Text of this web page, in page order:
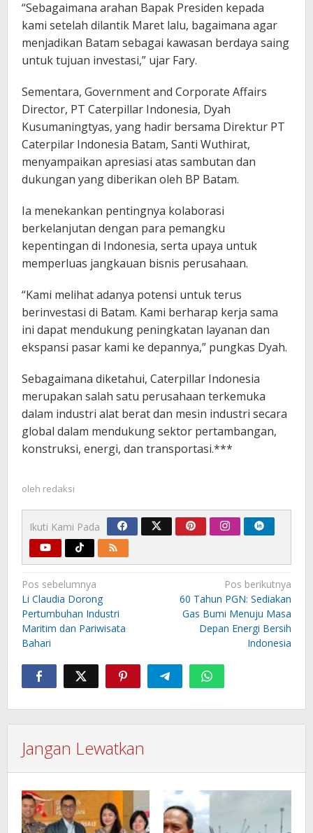
“Sebagaimana arahan Bapak Presiden kepada
kami setelah dilantik Maret lalu, bagaimana agar
menjadikan Batam sebagai kawasan berdaya saing
untuk tujuan investasi,” ujar Fary.
Sementara, Government and Corporate Affairs
Director, PT Caterpillar Indonesia, Dyah
Kusumaningtyas, yang hadir bersama Direktur PT
Caterpilar Indonesia Batam, Santi Wuthirat,
menyampaikan apresiasi atas sambutan dan
dukungan yang diberikan oleh BP Batam.
Ia menekankan pentingnya kolaborasi
berkelanjutan dengan para pemangku
kepentingan di Indonesia, serta upaya untuk
memperluas jangkauan bisnis perusahaan.
“Kami melihat adanya potensi untuk terus
berinvestasi di Batam. Kami berharap kerja sama
ini dapat mendukung peningkatan layanan dan
ekspansi pasar kami ke depannya,” pungkas Dyah.
Sebagaimana diketahui, Caterpillar Indonesia
merupakan salah satu perusahaan terkemuka
dalam industri alat berat dan mesin industri secara
global dalam mendukung sektor pertambangan,
konstruksi, energi, dan transportasi.***
oleh redaksi
Ikuti Kami Pada
Navigasi
pos
Pos sebelumnya
Li Claudia Dorong
Pertumbuhan Industri
Maritim dan Pariwisata
Bahari
Pos berikutnya
60 Tahun PGN: Sediakan
Gas Bumi Menuju Masa
Depan Energi Bersih
Indonesia
Jangan Lewatkan